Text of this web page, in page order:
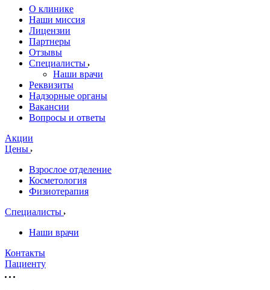
О клинике
Наши миссия
Лицензии
Партнеры
Отзывы
Специалисты
Наши врачи
Реквизиты
Надзорные органы
Вакансии
Вопросы и ответы
Акции
Цены
Взрослое отделение
Косметология
Физиотерапия
Специалисты
Наши врачи
Контакты
Пациенту